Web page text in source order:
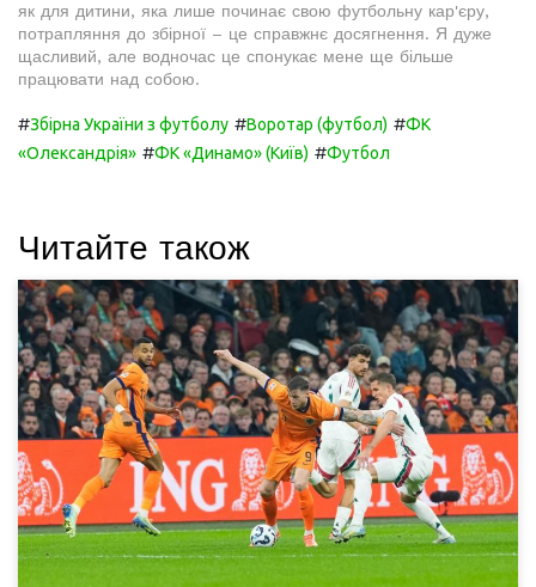
як для дитини, яка лише починає свою футбольну кар'єру,
потрапляння до збірної – це справжнє досягнення. Я дуже
щасливий, але водночас це спонукає мене ще більше
працювати над собою.
#Збірна України з футболу #Воротар (футбол) #ФК
«Олександрія» #ФК «Динамо» (Київ) #Футбол
Читайте також